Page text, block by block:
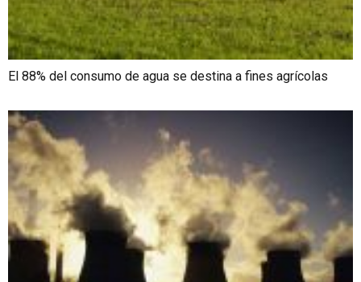
El 88% del consumo de agua se destina a fines agrícolas